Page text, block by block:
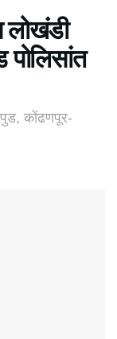
लोखंडी
पोलिसांत
पुड, कोंढणपूर-